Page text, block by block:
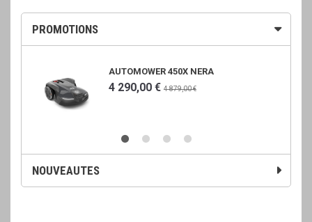
PROMOTIONS
AUTOMOWER 450X NERA
4 290,00 € 4 879,00 €
NOUVEAUTES